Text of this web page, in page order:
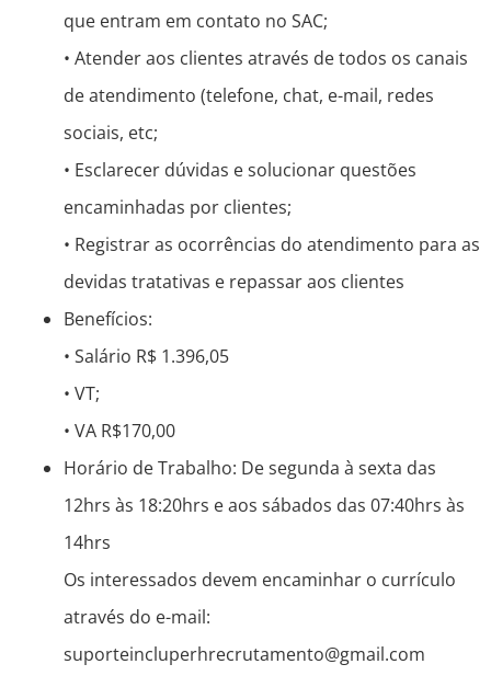
que entram em contato no SAC;
• Atender aos clientes através de todos os canais
de atendimento (telefone, chat, e-mail, redes
sociais, etc;
• Esclarecer dúvidas e solucionar questões
encaminhadas por clientes;
• Registrar as ocorrências do atendimento para as
devidas tratativas e repassar aos clientes
Benefícios:
• Salário R$ 1.396,05
• VT;
• VA R$170,00
Horário de Trabalho: De segunda à sexta das
12hrs às 18:20hrs e aos sábados das 07:40hrs às
14hrs
Os interessados devem encaminhar o currículo
através do e-mail:
suporteincluperhrecrutamento@gmail.com